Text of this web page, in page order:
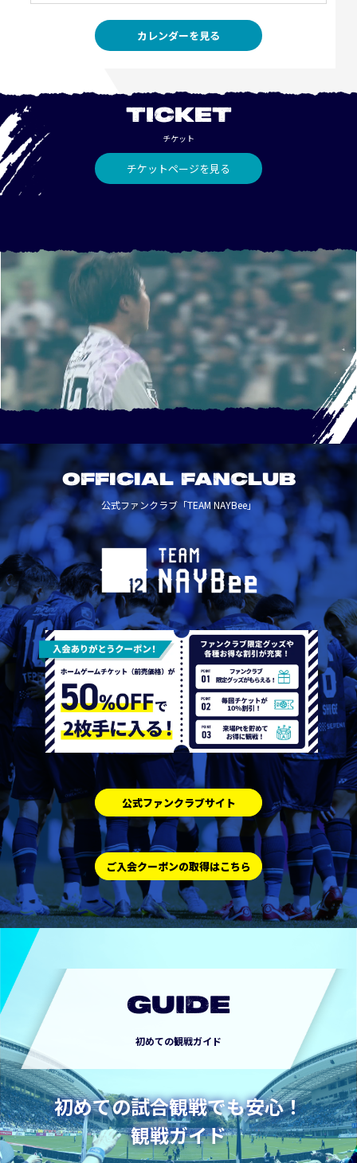
カレンダーを見る
TICKET
チケット
チケットページを見る
OFFICIAL FANCLUB
公式ファンクラブ「TEAM NAYBee」
公式ファンクラブサイト
ご入会クーポンの取得はこちら
GUIDE
初めての観戦ガイド
初めての試合観戦でも安心！
観戦ガイド